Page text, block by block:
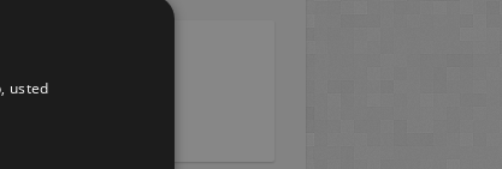
(138)
usted